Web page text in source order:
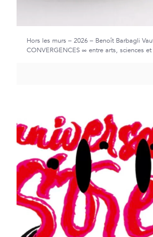
Hors les murs – 2026 – Benoît Barbagli
CONVERGENCES ∞ entre arts, sciences